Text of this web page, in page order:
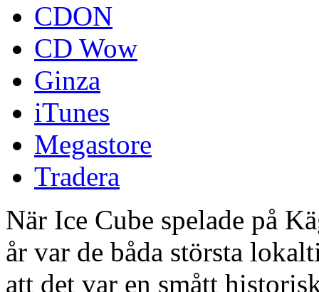
CDON
CD Wow
Ginza
iTunes
Megastore
Tradera
När Ice Cube spelade på
år var de båda största
att det var en smått